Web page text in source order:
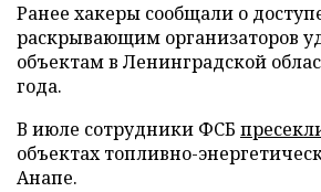
Ранее хакеры сообщали о
раскрывающим организаторов
объектам в Ленинградской
года.
В июле сотрудники ФСБ
объектах топливно-
Анапе.